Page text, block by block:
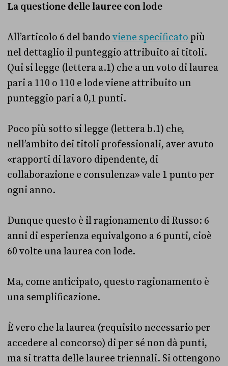
La questione delle lauree con lode
All’articolo 6 del bando viene specificato più
nel dettaglio il punteggio attribuito ai titoli.
Qui si legge (lettera a.1) che a un voto di laurea
pari a 110 o 110 e lode viene attribuito un
punteggio pari a 0,1 punti.
Poco più sotto si legge (lettera b.1) che,
nell’ambito dei titoli professionali, aver avuto
«rapporti di lavoro dipendente, di
collaborazione e consulenza» vale 1 punto per
ogni anno.
Dunque questo è il ragionamento di Russo: 6
anni di esperienza equivalgono a 6 punti, cioè
60 volte una laurea con lode.
Ma, come anticipato, questo ragionamento è
una semplificazione.
È vero che la laurea (requisito necessario per
accedere al concorso) di per sé non dà punti,
ma si tratta delle lauree triennali. Si ottengono